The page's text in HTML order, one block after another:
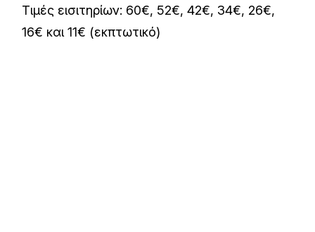
Τιμές εισιτηρίων: 60€, 52€, 42€, 34€, 26€,
16€ και 11€ (εκπτωτικό)